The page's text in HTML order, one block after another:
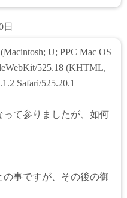
日
U; PPC Mac OS
525.18 (KHTML,
Safari/525.20.1
て参りましたが、如何
事ですが、その後の御